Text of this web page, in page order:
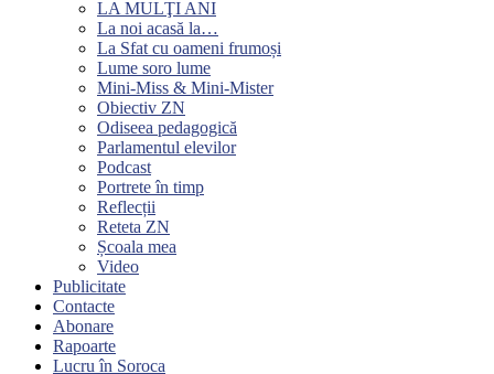
LA MULŢI ANI
La noi acasă la…
La Sfat cu oameni frumoși
Lume soro lume
Mini-Miss & Mini-Mister
Obiectiv ZN
Odiseea pedagogică
Parlamentul elevilor
Podcast
Portrete în timp
Reflecții
Reteta ZN
Școala mea
Video
Publicitate
Contacte
Abonare
Rapoarte
Lucru în Soroca